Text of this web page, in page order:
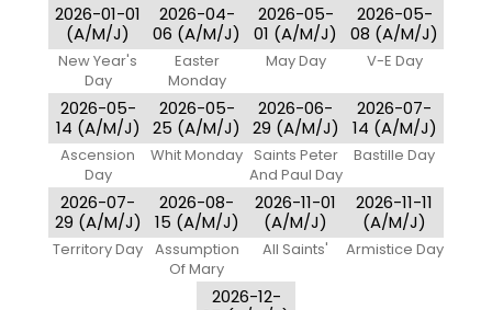
2026-01-01
(A/M/J)
New Year's
Day
2026-04-
06 (A/M/J)
Easter
Monday
2026-05-
01 (A/M/J)
May Day
2026-05-
08 (A/M/J)
V-E Day
2026-05-
14 (A/M/J)
Ascension
Day
2026-05-
25 (A/M/J)
Whit Monday
2026-06-
29 (A/M/J)
Saints Peter
And Paul Day
2026-07-
14 (A/M/J)
Bastille Day
2026-07-
29 (A/M/J)
Territory Day
2026-08-
15 (A/M/J)
Assumption
Of Mary
2026-11-01
(A/M/J)
All Saints'
2026-11-11
(A/M/J)
Armistice Day
2026-12-